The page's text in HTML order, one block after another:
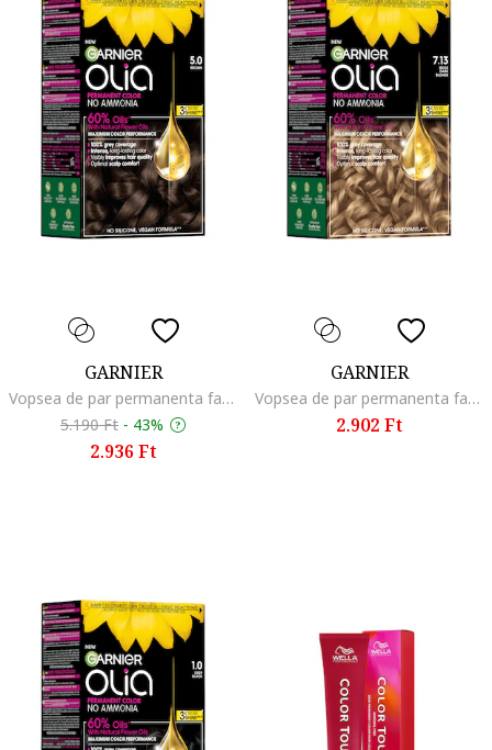
GARNIER
Vopsea de par permanenta fara amoniac Olia 1.0 Night Black, 174 ml, Brown
5.190 Ft - 43%
2.936 Ft
GARNIER
Vopsea de par permanenta fara amoniac Olia 1.0 Night Black, 174 ml, Beige Dark Blonde
2.902 Ft